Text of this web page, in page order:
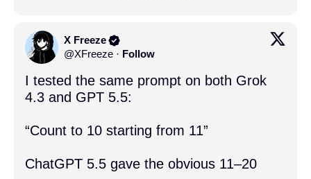
X Freeze
@XFreeze · Follow
I tested the same prompt on both Grok
4.3 and GPT 5.5:
“Count to 10 starting from 11”
ChatGPT 5.5 gave the obvious 11–20